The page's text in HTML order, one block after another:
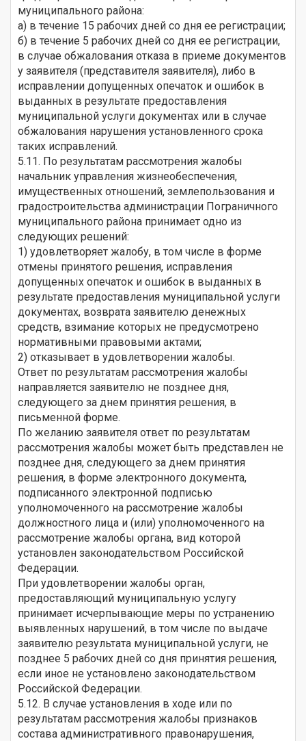
муниципального района:
а) в течение 15 рабочих дней со дня ее регистрации;
б) в течение 5 рабочих дней со дня ее регистрации,
в случае обжалования отказа в приеме документов
у заявителя (представителя заявителя), либо в
исправлении допущенных опечаток и ошибок в
выданных в результате предоставления
муниципальной услуги документах или в случае
обжалования нарушения установленного срока
таких исправлений.
5.11. По результатам рассмотрения жалобы
начальник управления жизнеобеспечения,
имущественных отношений, землепользования и
градостроительства администрации Пограничного
муниципального района принимает одно из
следующих решений:
1) удовлетворяет жалобу, в том числе в форме
отмены принятого решения, исправления
допущенных опечаток и ошибок в выданных в
результате предоставления муниципальной услуги
документах, возврата заявителю денежных
средств, взимание которых не предусмотрено
нормативными правовыми актами;
2) отказывает в удовлетворении жалобы.
Ответ по результатам рассмотрения жалобы
направляется заявителю не позднее дня,
следующего за днем принятия решения, в
письменной форме.
По желанию заявителя ответ по результатам
рассмотрения жалобы может быть представлен не
позднее дня, следующего за днем принятия
решения, в форме электронного документа,
подписанного электронной подписью
уполномоченного на рассмотрение жалобы
должностного лица и (или) уполномоченного на
рассмотрение жалобы органа, вид которой
установлен законодательством Российской
Федерации.
При удовлетворении жалобы орган,
предоставляющий муниципальную услугу
принимает исчерпывающие меры по устранению
выявленных нарушений, в том числе по выдаче
заявителю результата муниципальной услуги, не
позднее 5 рабочих дней со дня принятия решения,
если иное не установлено законодательством
Российской Федерации.
5.12. В случае установления в ходе или по
результатам рассмотрения жалобы признаков
состава административного правонарушения,